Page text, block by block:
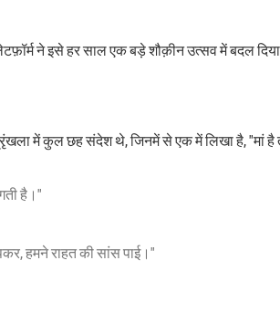
ने इसे हर साल एक बड़े शौक़ीन उत्सव में बदल
में कुल छह संदेश थे, जिनमें से एक में लिखा है, "मां है
है।"
हमने राहत की सांस पाई।"